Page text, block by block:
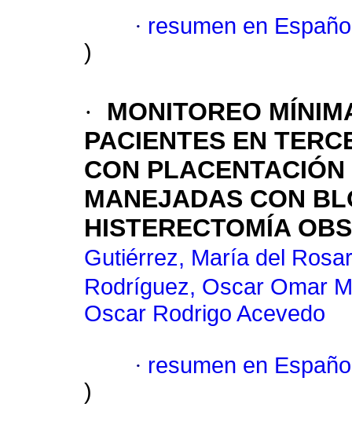
· resumen en
)
·
MONITOREO
PACIENTES EN
CON
MANEJADAS CON
HISTERECTOMÍA
Gutiérrez, María del
Rodríguez, Oscar Omar
Oscar Rodrigo Acevedo
· resumen en
)